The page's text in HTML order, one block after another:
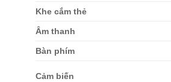
Khe cắm thẻ
Âm thanh
Bàn phím
Cảm biến